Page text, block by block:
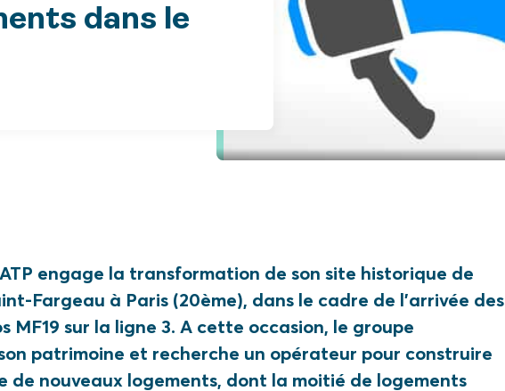
dans le
engage la transformation de son site historique de
Fargeau à Paris (20ème), dans le cadre de l’arrivée des
MF19 sur la ligne 3. A cette occasion, le groupe
patrimoine et recherche un opérateur pour construire
de nouveaux logements, dont la moitié de logements